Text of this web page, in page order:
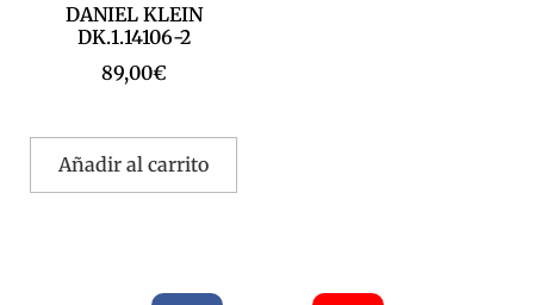
DANIEL KLEIN
DK.1.14106-2
89,00€
Añadir al carrito